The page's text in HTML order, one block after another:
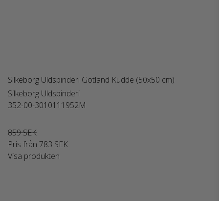
Silkeborg Uldspinderi Gotland Kudde (50x50 cm)
Silkeborg Uldspinderi
352-00-3010111952M
859 SEK
Pris från 783 SEK
Visa produkten